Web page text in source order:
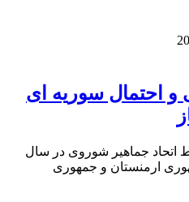
و احتمال سوریه ای
اتحاد جماهیر شوروی در سال
ارمنستان و جمهوری